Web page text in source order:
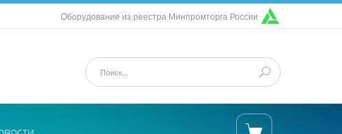
Оборудование из реестра Минпромторга России